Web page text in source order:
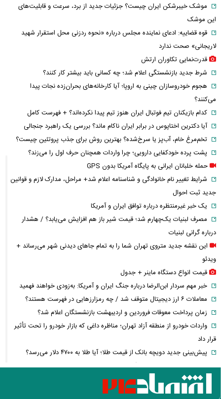
موشک خیبرشکن ایران چیست؟ جزئیات جدید از برد، سرعت و قابلیت‌های
این موشک
قوه قضاییه: ادعای نماینده مجلس درباره «نحوه ردزنی محل استقرار شهید
لاریجانی» صحت ندارد
قدرت‌نمایی تکاوران ارتش
شرط جدید بازنشستگی اعلام شد؛ چه کسانی باید بیشتر کار کنند؟
هجوم خودروسازان چینی به اروپا؛ آیا کارخانه‌های بحران‌زده نجات پیدا
می‌کنند؟
کدام بازیکنان تیم فوتبال ایران هنوز تیم پیدا نکرده‌اند؟ + فهرست کامل
آیا دکترین اختاپوس در برابر ایران ناکام ماند؟ بررسی یک راهبرد جنجالی
تخم‌مرغ خام، آب‌پز یا سرخ‌شده؟ بهترین روش برای جذب پروتئین چیست؟
پشت پرده خودکفایی دارویی؛ چرا واردات همچنان حرف اول را می‌زند؟
حمله خلبانان ایرانی به پایگاه آمریکا بدون GPS
شرایط تغییر نام خانوادگی و شناسنامه اعلام شد+ مراحل، مدارک لازم و قوانین
جدید ثبت احوال
یک خبر غیرمنتظره درباره توافق ایران و آمریکا
مصرف لبنیات یک‌چهارم شد؛ قیمت شیر باز هم افزایش می‌یابد؟ / هشدار
درباره گرانی لبنیات
این نقشه جدید متروی تهران شما را به تمام جاهای دیدنی شهر می‌رساند +
ویدئو
قیمت انواع دستگاه ماینر + جدول
خبر مهم سردار ابن‌الرضا درباره جنگ ایران و آمریکا: به‌زودی خواهند فهمید
معاملات ۶ ارز دیجیتال متوقف شد / چه رمزارزهایی در فهرست هستند؟
زمان پرداخت معوقات فروردین و اردیبهشت بازنشستگان اعلام شد؟
واردات خودرو از منطقه آزاد تهران؛ مناظره داغی که بازار خودرو را تحت تأثیر
قرار داد
پیش‌بینی جدید دویچه‌ بانک از قیمت طلا؛ آیا طلا به ۴۷۰۰ دلار می‌رسد؟
حقوق ۲۷۷۱ یورویی برای کارگران؛ کدام کشور رکورددار حداقل دستمزد شد؟
نگاهی به آخرین وضعیت تنگه هرمز